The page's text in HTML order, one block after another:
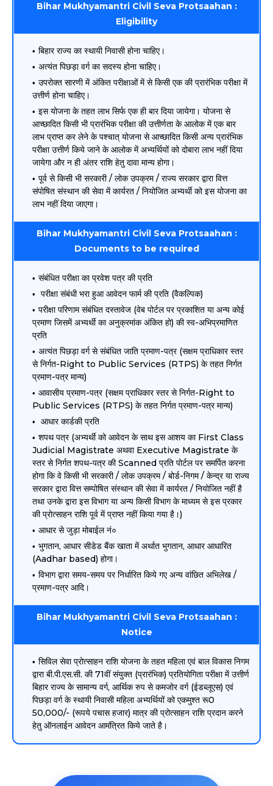
Bihar Mukhyamantri Civil Seva Protsaahan :
Eligibility
बिहार राज्य का स्थायी निवासी होना चाहिए।
अत्यंत पिछड़ा वर्ग का सदस्य होना चाहिए।
उपरोक्त सारणी में अंकित परीक्षाओं में से किसी एक की प्रारंभिक परीक्षा में
उत्तीर्ण होना चाहिए।
इस योजना के तहत लाभ सिर्फ एक ही बार दिया जायेगा। योजना से
आच्छादित किसी भी प्रारंभिक परीक्षा की उत्तीर्णता के आलोक में एक बार
लाभ प्राप्त कर लेने के पश्चात् योजना से आच्छादित किसी अन्य प्रारंभिक
परीक्षा उत्तीर्ण किये जाने के आलोक में अभ्यर्थियों को दोबारा लाभ नहीं दिया
जायेगा और न ही अंतर राशि हेतु दावा मान्य होगा।
पूर्व से किसी भी सरकारी / लोक उपक्रम / राज्य सरकार द्वारा वित्त
संपोषित संस्थान की सेवा में कार्यरत / नियोजित अभ्यर्थी को इस योजना का
लाभ नहीं दिया जाएगा।
Bihar Mukhyamantri Civil Seva Protsaahan :
Documents to be required
संबंधित परीक्षा का प्रवेश पत्र की प्रति
परीक्षा संबंधी भरा हुआ आवेदन फार्म की प्रति (वैकल्पिक)
परीक्षा परिणाम संबंधित दस्तावेज (वेब पोर्टल पर प्रकाशित या अन्य कोई
प्रमाण जिसमें अभ्यर्थी का अनुक्रमांक अंकित हो) की स्व-अभिप्रमाणित
प्रति
अत्यंत पिछड़ा वर्ग से संबंधित जाति प्रमाण-पत्र (सक्षम प्राधिकार स्तर
से निर्गत-Right to Public Services (RTPS) के तहत निर्गत
प्रमाण-पत्र मान्य)
आवासीय प्रमाण-पत्र (सक्षम प्राधिकार स्तर से निर्गत-Right to
Public Services (RTPS) के तहत निर्गत प्रमाण-पत्र मान्य)
आधार कार्डकी प्रति
शपथ पत्र (अभ्यर्थी को आवेदन के साथ इस आशय का First Class
Judicial Magistrate अथवा Executive Magistrate के
स्तर से निर्गत शपथ-पत्र की Scanned प्रति पोर्टल पर समर्पित करना
होगा कि वे किसी भी सरकारी / लोक उपक्रम / बोर्ड-निगम / केन्द्र या राज्य
सरकार द्वारा वित्त सम्पोषित संस्थान की सेवा में कार्यरत / नियोजित नहीं है
तथा उनके द्वारा इस विभाग या अन्य किसी विभाग के माध्यम से इस प्रकार
की प्रोत्साहन राशि पूर्व में प्राप्त नहीं किया गया है।)
आधार से जुड़ा मोबाईल नं०
भुगतान, आधार सीडेड बैंक खाता में अर्थात भुगतान, आधार आधारित
(Aadhar based) होगा।
विभाग द्वारा समय-समय पर निर्धारित किये गए अन्य वांछित अभिलेख /
प्रमाण-पत्र आदि।
Bihar Mukhyamantri Civil Seva Protsaahan :
Notice
सिविल सेवा प्रोत्साहन राशि योजना के तहत महिला एवं बाल विकास निगम
द्वारा बी.पी.एस.सी. की 71वीं संयुक्त (प्रारंभिक) प्रतियोगिता परीक्षा में उत्तीर्ण
बिहार राज्य के सामान्य वर्ग, आर्थिक रुप से कमजोर वर्ग (ईडब्लूएस) एवं
पिछड़ा वर्ग के स्थायी निवासी महिला अभ्यर्थियों को एकमुश्त रू0
50,000/- (रूपये पचास हजार) मात्र की प्रोत्साहन राशि प्रदान करने
हेतु ऑनलाईन आवेदन आमंत्रित किये जाते है।